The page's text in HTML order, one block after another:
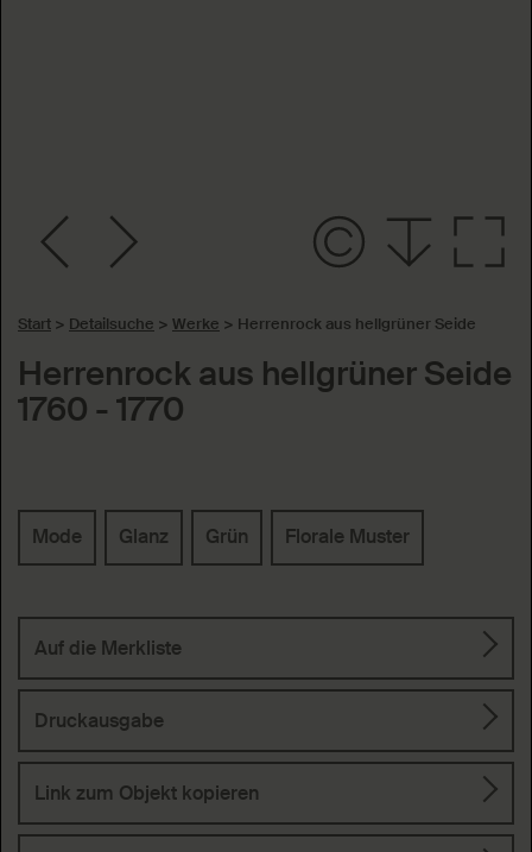
Start > Detailsuche > Werke > Herrenrock aus hellgrüner Seide
Herrenrock aus hellgrüner Seide
1760 - 1770
Schlagworte
Mode
Glanz Grün Florale Muster
Auf die Merkliste
Druckausgabe
Link zum Objekt kopieren